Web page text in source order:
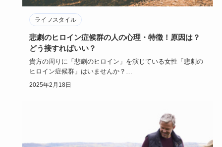
ライフスタイル
悲劇のヒロイン症候群の人の心理・特徴！原因は？
どう接すればいい？
貴方の周りに「悲劇のヒロイン」を演じている女性「悲劇の
ヒロイン症候群」はいませんか？
物語の世界に浸り「ああ私なんて不幸…
2025年2月18日